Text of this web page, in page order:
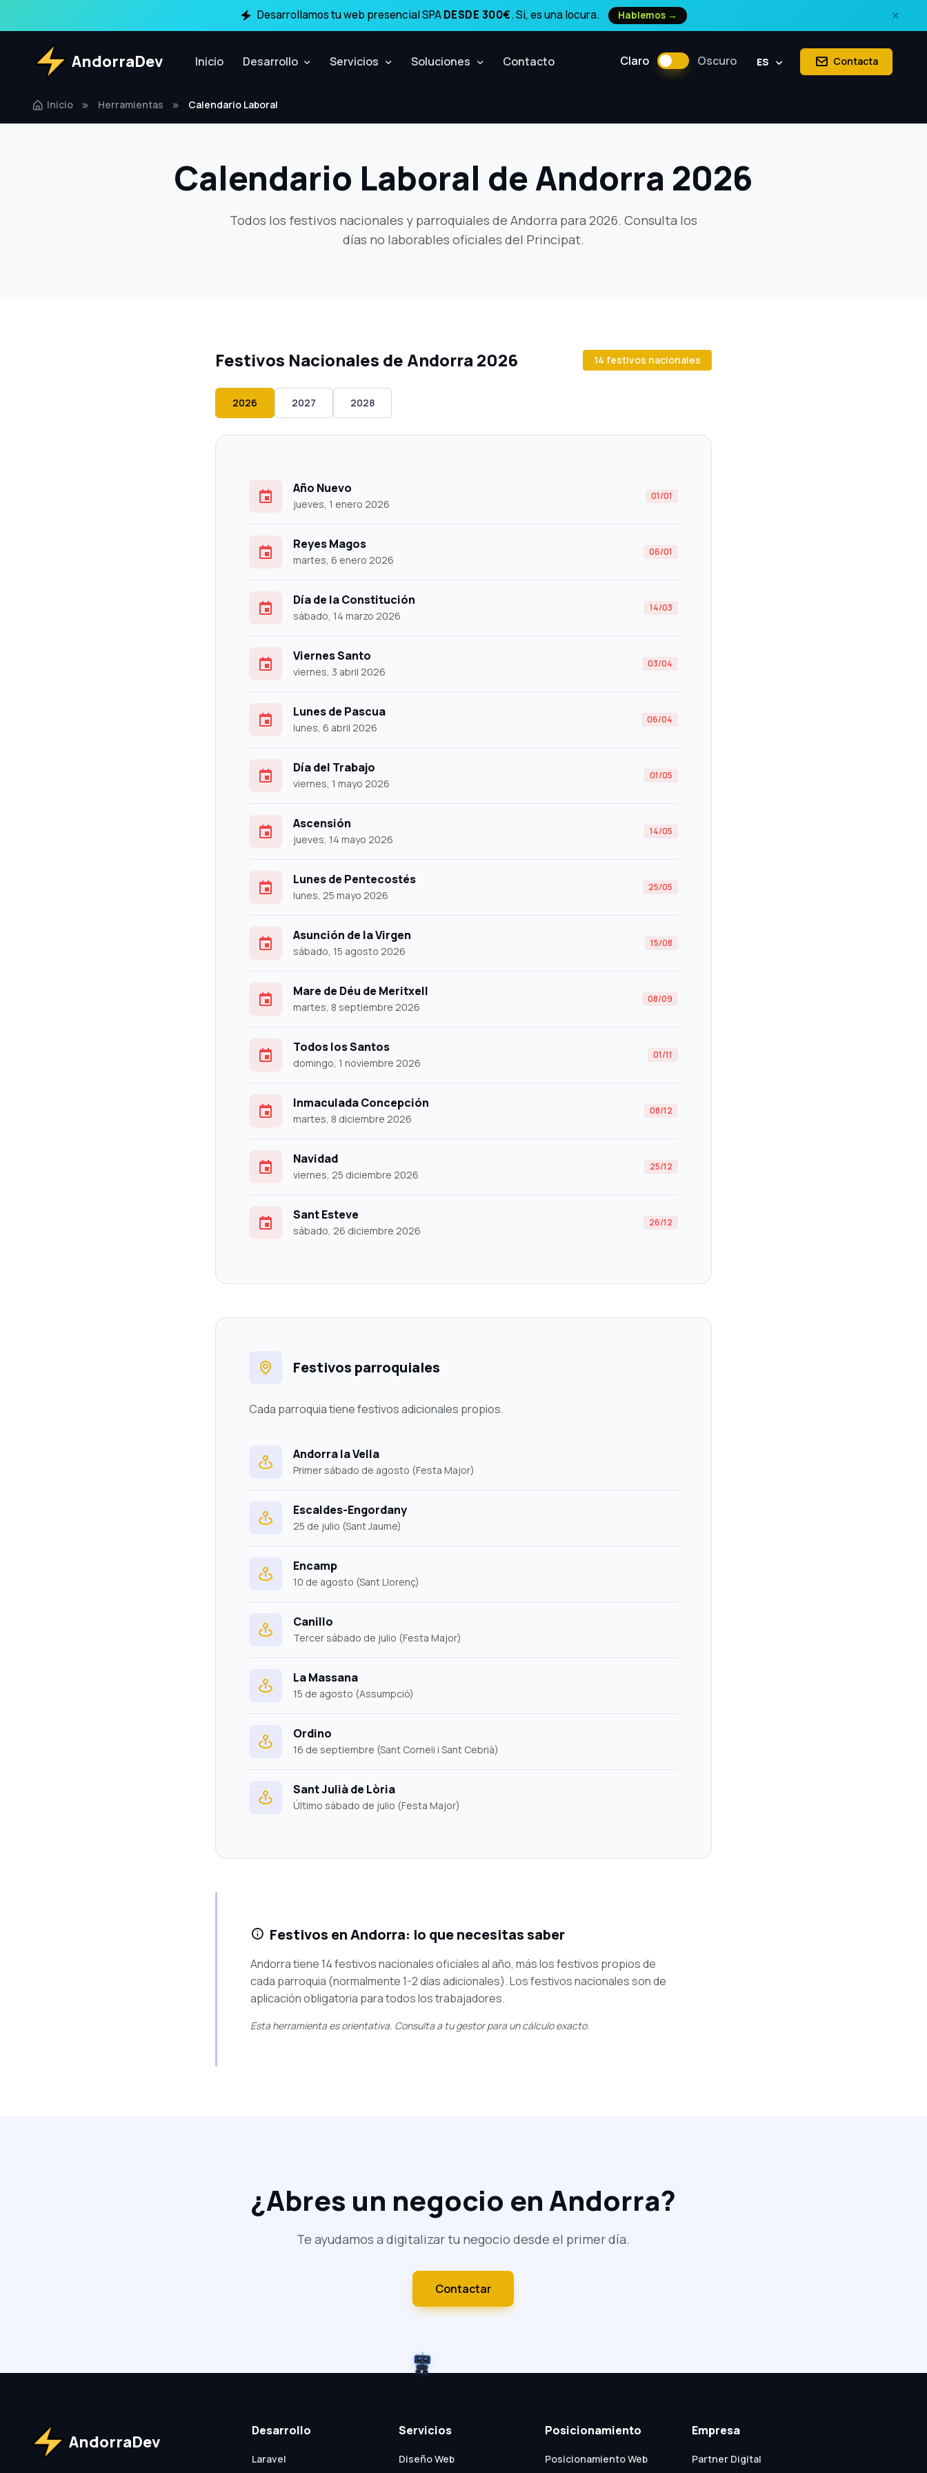
Desarrollamos tu web presencial SPADESDE 300€. Si, es una locura. Hablemos → ×
AndorraDev Inicio Desarrollo Servicios Soluciones Contacto Claro Oscuro ES Contacta
Inicio Herramientas Calendario Laboral
Calendario Laboral de Andorra 2026
Todos los festivos nacionales y parroquiales de Andorra para 2026. Consulta los
días no laborables oficiales del Principat.
Festivos Nacionales de Andorra 2026 14 festivos nacionales
2026 2027 2028
Año Nuevo
jueves, 1 enero 2026
01/01
Reyes Magos
martes, 6 enero 2026
06/01
Día de la Constitución
sábado, 14 marzo 2026
14/03
Viernes Santo
viernes, 3 abril 2026
03/04
Lunes de Pascua
lunes, 6 abril 2026
06/04
Día del Trabajo
viernes, 1 mayo 2026
01/05
Ascensión
jueves, 14 mayo 2026
14/05
Lunes de Pentecostés
lunes, 25 mayo 2026
25/05
Asunción de la Virgen
sábado, 15 agosto 2026
15/08
Mare de Déu de Meritxell
martes, 8 septiembre 2026
08/09
Todos los Santos
domingo, 1 noviembre 2026
01/11
Inmaculada Concepción
martes, 8 diciembre 2026
08/12
Navidad
viernes, 25 diciembre 2026
25/12
Sant Esteve
sábado, 26 diciembre 2026
26/12
Festivos parroquiales
Cada parroquia tiene festivos adicionales propios.
Andorra la Vella
Primer sábado de agosto (Festa Major)
Escaldes-Engordany
25 de julio (Sant Jaume)
Encamp
10 de agosto (Sant Llorenç)
Canillo
Tercer sábado de julio (Festa Major)
La Massana
15 de agosto (Assumpció)
Ordino
16 de septiembre (Sant Corneli i Sant Cebrià)
Sant Julià de Lòria
Último sábado de julio (Festa Major)
Festivos en Andorra: lo que necesitas saber
Andorra tiene 14 festivos nacionales oficiales al año, más los festivos propios de
cada parroquia (normalmente 1-2 días adicionales). Los festivos nacionales son de
aplicación obligatoria para todos los trabajadores.
Esta herramienta es orientativa. Consulta a tu gestor para un cálculo exacto.
¿Abres un negocio en Andorra?
Te ayudamos a digitalizar tu negocio desde el primer día.
Contactar
AndorraDev
Desarrollo
Laravel
Servicios
Diseño Web
Posicionamiento
Posicionamiento Web
Empresa
Partner Digital